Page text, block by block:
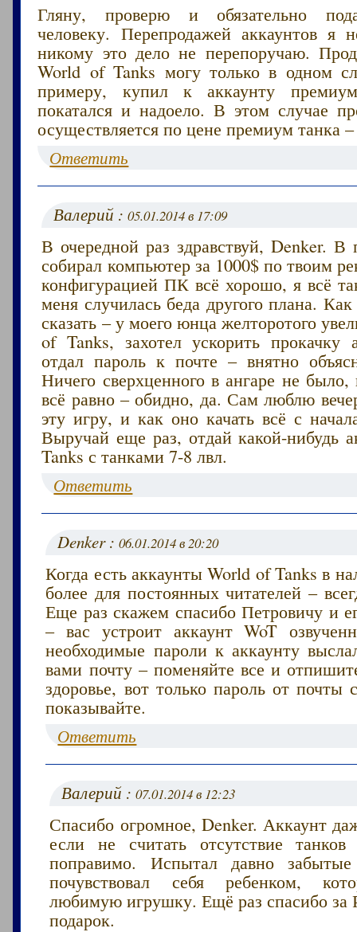
Гляну, проверю и обязательно
человеку. Перепродажей аккаунтов я
никому это дело не перепоручаю.
World of Tanks могу только в одном
примеру, купил к аккаунту
покатался и надоело. В этом случае
осуществляется по цене премиум танка
Ответить
Валерий :05.01.2014 в 17:09
В очередной раз здравствуй, Denker.
собирал компьютер за 1000$ по твоим
конфигурацией ПК всё хорошо, я всё
меня случилась беда другого плана.
сказать – у моего юнца желторотого
of Tanks, захотел ускорить прокачку
отдал пароль к почте – внятно
Ничего сверхценного в ангаре не
всё равно – обидно, да. Сам люблю
эту игру, и как оно качать всё с
Выручай еще раз, отдай какой-нибудь
Tanks с танками 7-8 лвл.
Ответить
Denker :06.01.2014 в 20:20
Когда есть аккаунты World of Tanks в
более для постоянных читателей –
Еще раз скажем спасибо Петровичу и
– вас устроит аккаунт WoT
необходимые пароли к аккаунту
вами почту – поменяйте все и
здоровье, вот только пароль от
показывайте.
Ответить
Валерий :07.01.2014 в 12:23
Спасибо огромное, Denker. Аккаунт
если не считать отсутствие
поправимо. Испытал давно
почувствовал себя ребенком,
любимую игрушку. Ещё раз спасибо за
подарок.